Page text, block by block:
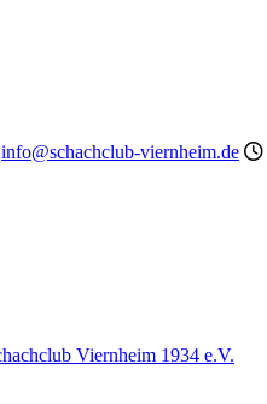
info@schachclub-viernheim.de